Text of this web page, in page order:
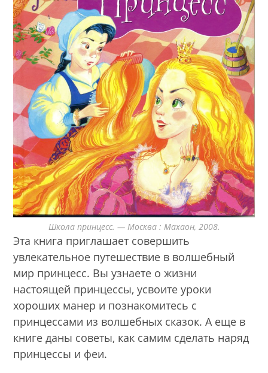
Школа принцесс. — Москва : Махаон, 2008.
Эта книга приглашает совершить
увлекательное путешествие в волшебный
мир принцесс. Вы узнаете о жизни
настоящей принцессы, усвоите уроки
хороших манер и познакомитесь с
принцессами из волшебных сказок. А еще в
книге даны советы, как самим сделать наряд
принцессы и феи.